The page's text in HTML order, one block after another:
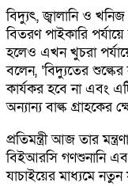
বিদ্যুৎ, জ্বালানি ও
বিতরণ পাইকারি
হলেও এখন খুচরা
বলেন, ‘বিদ্যুতের
কার্যকর হবে না এবং
অন্যান্য বাল্ক গ্রাহকের
প্রতিমন্ত্রী আজ তার
বিইআরসি গণশুনানি
যাচাইয়ের মাধ্যমে